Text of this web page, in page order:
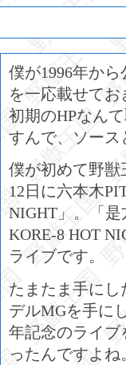
僕が1996年か
を一応載せてお
初期のHPなん
すんで、ソー
僕が初めて野獣
12日に六本木
NIGHT」。「
KORE-8 HOT
ライブです。
たまたま手に
デルMGを手に
年記念のライブ
ったんですよね